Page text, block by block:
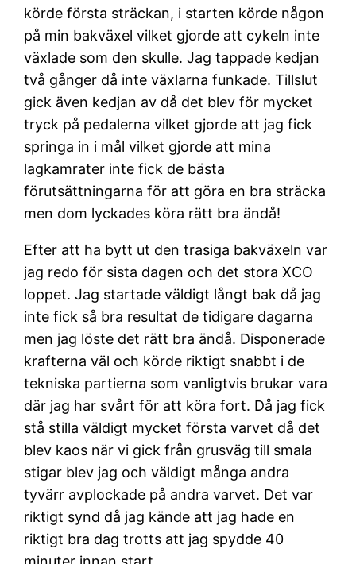
körde första sträckan, i starten körde någon
på min bakväxel vilket gjorde att cykeln inte
växlade som den skulle. Jag tappade kedjan
två gånger då inte växlarna funkade. Tillslut
gick även kedjan av då det blev för mycket
tryck på pedalerna vilket gjorde att jag fick
springa in i mål vilket gjorde att mina
lagkamrater inte fick de bästa
förutsättningarna för att göra en bra sträcka
men dom lyckades köra rätt bra ändå!
Efter att ha bytt ut den trasiga bakväxeln var
jag redo för sista dagen och det stora XCO
loppet. Jag startade väldigt långt bak då jag
inte fick så bra resultat de tidigare dagarna
men jag löste det rätt bra ändå. Disponerade
krafterna väl och körde riktigt snabbt i de
tekniska partierna som vanligtvis brukar vara
där jag har svårt för att köra fort. Då jag fick
stå stilla väldigt mycket första varvet då det
blev kaos när vi gick från grusväg till smala
stigar blev jag och väldigt många andra
tyvärr avplockade på andra varvet. Det var
riktigt synd då jag kände att jag hade en
riktigt bra dag trotts att jag spydde 40